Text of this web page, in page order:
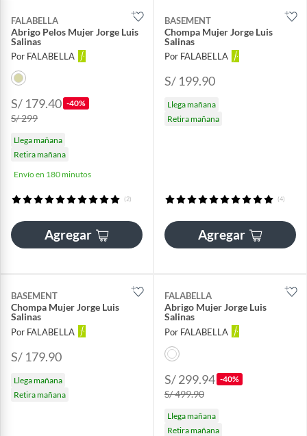
FALABELLA
Abrigo Pelos Mujer Jorge Luis
Salinas
Por FALABELLA
S/ 179.40 -40%
S/ 299
Llega mañana
Retira mañana
Envío en 180 minutos
(2)
Agregar
BASEMENT
Chompa Mujer Jorge Luis
Salinas
Por FALABELLA
S/ 199.90
Llega mañana
Retira mañana
(4)
Agregar
BASEMENT
Chompa Mujer Jorge Luis
Salinas
Por FALABELLA
S/ 179.90
Llega mañana
Retira mañana
FALABELLA
Abrigo Mujer Jorge Luis
Salinas
Por FALABELLA
S/ 299.94 -40%
S/ 499.90
Llega mañana
Retira mañana